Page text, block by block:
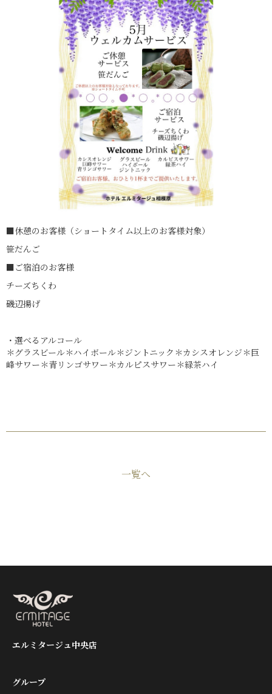
■休憩のお客様（ショートタイム以上のお客様対象）
笹だんご
■ご宿泊のお客様
チーズちくわ
磯辺揚げ
・選べるアルコール
＊グラスビール＊ハイボール＊ジントニック＊カシスオレンジ＊巨
峰サワー＊青リンゴサワー＊カルピスサワー＊緑茶ハイ
一覧へ
エルミタージュ中央店
グループ